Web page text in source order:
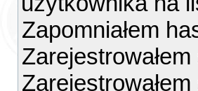
Zapomniałem